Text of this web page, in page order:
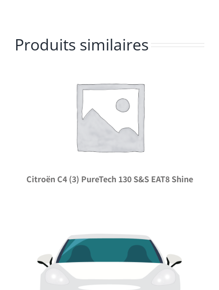
Produits similaires
Citroën C4 (3) PureTech 130 S&S EAT8 Shine